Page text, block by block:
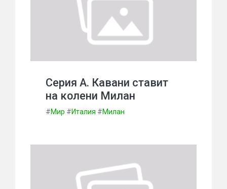
Серия А. Кавани ставит
на колени Милан
#Мир #Италия #Милан